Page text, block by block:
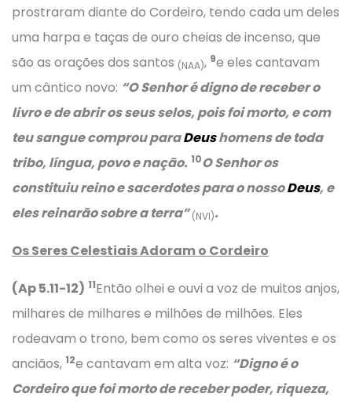
prostraram diante do Cordeiro, tendo cada um deles
uma harpa e taças de ouro cheias de incenso, que
são as orações dos santos (NAA), 9e eles cantavam
um cântico novo: “O Senhor é digno de receber o
livro e de abrir os seus selos, pois foi morto, e com
teu sangue comprou paraDeushomens de toda
tribo, língua, povo e nação. 10O Senhor os
constituiu reino e sacerdotes para o nossoDeus, e
eles reinarão sobre a terra”(NVI).
Os Seres Celestiais Adoram o Cordeiro
(Ap 5.11-12) 11Então olhei e ouvi a voz de muitos anjos,
milhares de milhares e milhões de milhões. Eles
rodeavam o trono, bem como os seres viventes e os
anciãos, 12e cantavam em alta voz: “Digno é o
Cordeiro que foi morto de receber poder, riqueza,